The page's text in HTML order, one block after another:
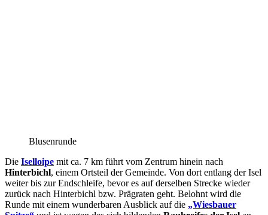
Blusenrunde
Die Iselloipe mit ca. 7 km führt vom Zentrum hinein nach
Hinterbichl, einem Ortsteil der Gemeinde. Von dort entlang der Isel
weiter bis zur Endschleife, bevor es auf derselben Strecke wieder
zurück nach Hinterbichl bzw. Prägraten geht. Belohnt wird die
Runde mit einem wunderbaren Ausblick auf die „Wiesbauer